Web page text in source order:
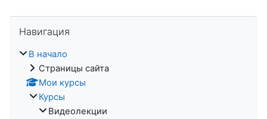
Навигация
В начало
Страницы сайта
Мои курсы
Курсы
Видеолекции